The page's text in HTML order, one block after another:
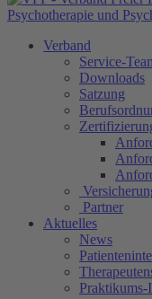
Verband
Service-
Downloads
Satzung
Partner
Aktuelles
News